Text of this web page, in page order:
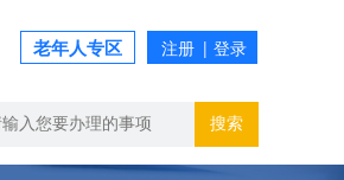
老年人专区
搜索